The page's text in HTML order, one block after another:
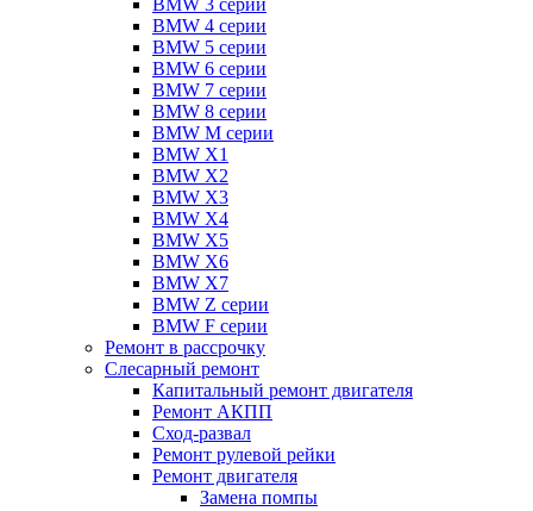
BMW 3 серии
BMW 4 серии
BMW 5 серии
BMW 6 серии
BMW 7 серии
BMW 8 серии
BMW M серии
BMW X1
BMW X2
BMW X3
BMW X4
BMW X5
BMW X6
BMW X7
BMW Z серии
BMW F серии
Ремонт в рассрочку
Слесарный ремонт
Капитальный ремонт двигателя
Ремонт АКПП
Сход-развал
Ремонт рулевой рейки
Ремонт двигателя
Замена помпы